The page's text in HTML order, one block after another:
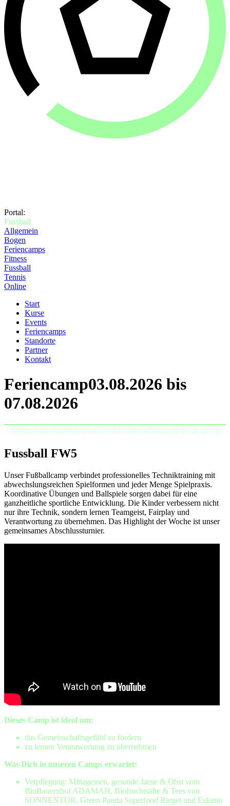
Portal:
Fussball
Allgemein
Bogen
Feriencamps
Fitness
Fussball
Tennis
Online
Start
Kurse
Events
Feriencamps
Standorte
Partner
Kontakt
Feriencamp
Fussball FW5
Unser Fußballcamp verbindet professionelles Techniktraining mit
abwechslungsreichen Spielformen und jeder Menge Spielpraxis.
Koordinative Übungen und Ballspiele sorgen dabei für eine
ganzheitliche sportliche Entwicklung. Die Kinder verbessern nicht
nur ihre Technik, sondern lernen Teamgeist, Fairplay und
Verantwortung zu übernehmen. Das Highlight der Woche ist unser
gemeinsames Abschlussturnier.
Dieses Camp ist ideal um:
das Gemeinschaftsgefühl zu fördern
zu lernen Verantwortung zu übernehmen
Was Dich in unseren Camps erwartet:
Verpflegung: Mittagessen, gesunde Jause & Obst vom
BioBauernhof ADAMAH, Biofruchtsäfte & Tees von
SONNENTOR, Green Panda Superfood Riegel und Eskimo